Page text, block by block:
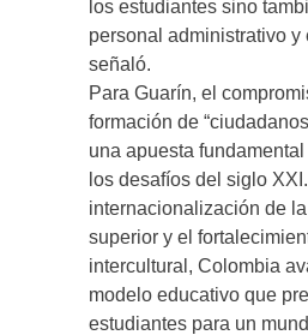
los estudiantes sino
personal administrativo y
señaló.
Para Guarín, el
formación de
una apuesta
los desafíos del siglo
internacionalización de
superior y el
intercultural, Colombia
modelo educativo que
estudiantes para un